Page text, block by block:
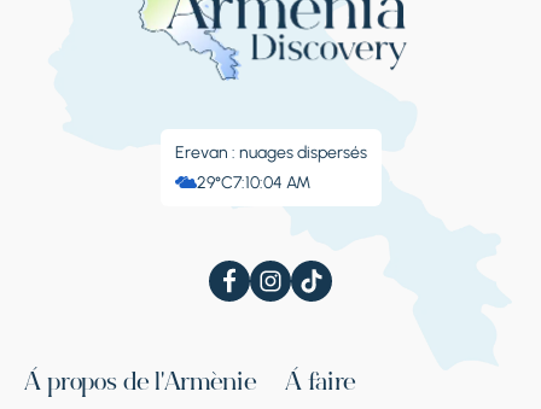
Erevan : nuages ​​dispersés
29°C7:10:05 AM
À propos de l'Arménie À faire